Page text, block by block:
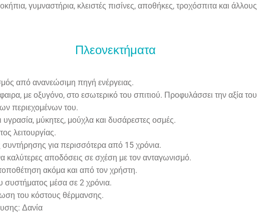
γυμναστήρια, κλειστές πισίνες, αποθήκες, τροχόσπιτα και άλλους
Πλεονεκτήματα
από ανανεώσιμη πηγή ενέργειας.
με οξυγόνο, στο εσωτερικό του σπιτιού. Προφυλάσσει την αξία του
περιεχομένων του.
μύκητες, μούχλα και δυσάρεστες οσμές.
λειτουργίας.
για περισσότερα από 15 χρόνια.
καλύτερες αποδόσεις σε σχέση με τον ανταγωνισμό.
ακόμα και από τον χρήστη.
μέσα σε 2 χρόνια.
του κόστους θέρμανσης.
Δανία